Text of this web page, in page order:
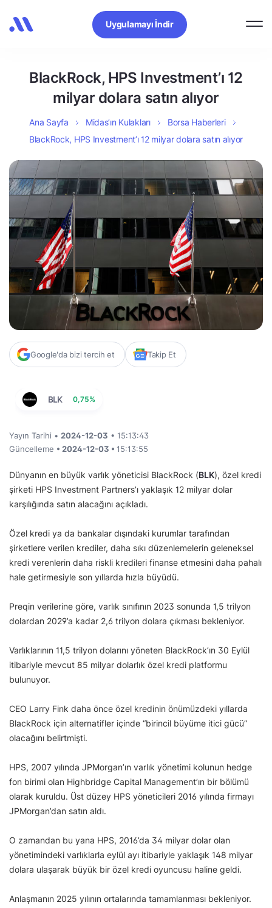
Uygulamayı İndir
BlackRock, HPS Investment’ı 12
milyar dolara satın alıyor
Ana Sayfa Midas’ın Kulakları
Borsa Haberleri
BlackRock, HPS Investment’ı 12 milyar dolara satın alıyor
Google'da bizi tercih et Takip Et
BLK 0,75%
Yayın Tarihi • 2024-12-03 • 15:13:43
Güncelleme • 2024-12-03 • 15:13:55
Dünyanın en büyük varlık yöneticisi BlackRock (BLK), özel kredi
şirketi HPS Investment Partners’ı yaklaşık 12 milyar dolar
karşılığında satın alacağını açıkladı.
Özel kredi ya da bankalar dışındaki kurumlar tarafından
şirketlere verilen krediler, daha sıkı düzenlemelerin geleneksel
kredi verenlerin daha riskli kredileri finanse etmesini daha pahalı
hale getirmesiyle son yıllarda hızla büyüdü.
Preqin verilerine göre, varlık sınıfının 2023 sonunda 1,5 trilyon
dolardan 2029’a kadar 2,6 trilyon dolara çıkması bekleniyor.
Varlıklarının 11,5 trilyon dolarını yöneten BlackRock’ın 30 Eylül
itibariyle mevcut 85 milyar dolarlık özel kredi platformu
bulunuyor.
CEO Larry Fink daha önce özel kredinin önümüzdeki yıllarda
BlackRock için alternatifler içinde “birincil büyüme itici gücü”
olacağını belirtmişti.
HPS, 2007 yılında JPMorgan’ın varlık yönetimi kolunun hedge
fon birimi olan Highbridge Capital Management’ın bir bölümü
olarak kuruldu. Üst düzey HPS yöneticileri 2016 yılında firmayı
JPMorgan’dan satın aldı.
O zamandan bu yana HPS, 2016’da 34 milyar dolar olan
yönetimindeki varlıklarla eylül ayı itibariyle yaklaşık 148 milyar
dolara ulaşarak büyük bir özel kredi oyuncusu haline geldi.
Anlaşmanın 2025 yılının ortalarında tamamlanması bekleniyor.